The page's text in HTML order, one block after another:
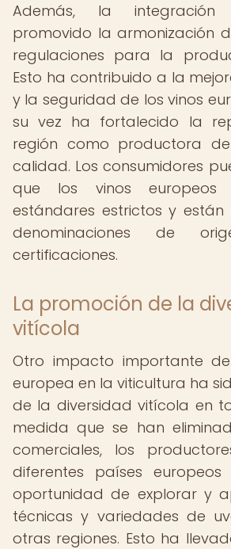
Además, la
promovido la armonización
regulaciones para la
Esto ha contribuido a la
y la seguridad de los vinos
su vez ha fortalecido la
región como productora
calidad. Los consumidores
que los vinos europeos
estándares estrictos y
denominaciones de
certificaciones.
La promoción de la
vitícola
Otro impacto importante
europea en la viticultura ha
de la diversidad vitícola en
medida que se han
comerciales, los
diferentes países
oportunidad de explorar y
técnicas y variedades de
otras regiones. Esto ha